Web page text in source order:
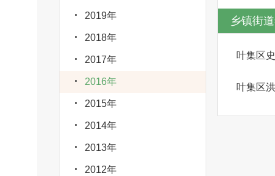
2019年
2018年
2017年
2016年
2015年
2014年
2013年
2012年
乡镇街
叶集区
叶集区